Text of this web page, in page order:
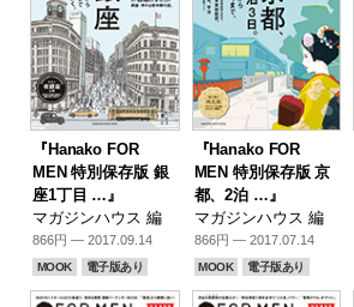
『Hanako FOR
MEN 特別保存版 銀
座1丁目 …』
マガジンハウス 編
866円 — 2017.09.14
MOOK 電子版あり
『Hanako FOR
MEN 特別保存版 京
都、2泊 …』
マガジンハウス 編
866円 — 2017.07.14
MOOK 電子版あり